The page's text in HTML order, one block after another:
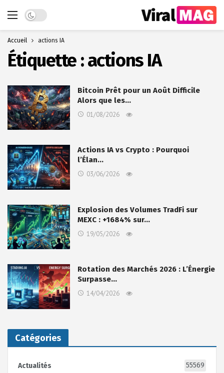
Dark mode
Accueil actions IA
Étiquette :actions IA
Bitcoin Prêt pour un Août Difficile
Alors que les…
01/08/2026
Actions IA vs Crypto : Pourquoi
l’Élan…
03/06/2026
Explosion des Volumes TradFi sur
MEXC : +1684% sur…
19/05/2026
Rotation des Marchés 2026 : L’Énergie
Surpasse…
14/04/2026
Catégories
Actualités 55569